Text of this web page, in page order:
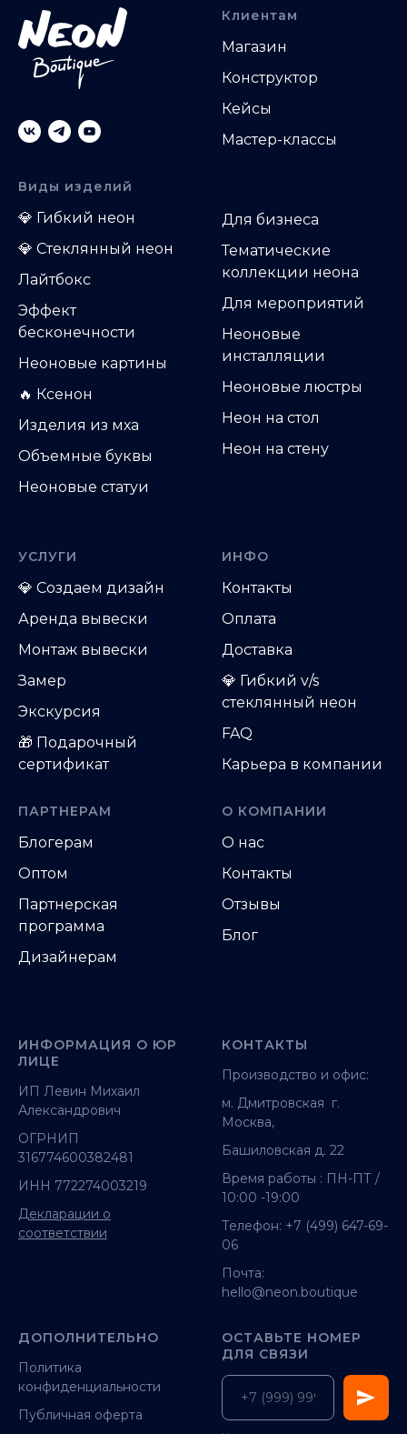
Клиентам
Магазин
Конструктор
Кейсы
Мастер-классы
Виды изделий
💎 Гибкий неон
💎 Стеклянный неон
Лайтбокс
Эффект
бесконечности
Неоновые картины
🔥 Ксенон
Изделия из мха
Объемные буквы
Неоновые статуи
Для бизнеса
Тематические
коллекции неона
Для мероприятий
Неоновые
инсталляции
Неоновые люстры
Неон на стол
Неон на стену
УСЛУГИ
💎 Создаем дизайн
Аренда вывески
Монтаж вывески
Замер
Экскурсия
🎁 Подарочный
сертификат
ИНФО
Контакты
Оплата
Доставка
💎 Гибкий v/s
стеклянный неон
FAQ
Карьера в компании
ПАРТНЕРАМ
Блогерам
Оптом
Партнерская
программа
Дизайнерам
О КОМПАНИИ
О нас
Контакты
Отзывы
Блог
ИНФОРМАЦИЯ О ЮР
ЛИЦЕ
ИП Левин Михаил
Александрович
ОГРНИП
316774600382481
ИНН 772274003219
Декларации о
соответствии
КОНТАКТЫ
Производство и офис:
м. Дмитровская г.
Москва,
Башиловская д. 22
Время работы : ПН-ПТ /
10:00 -19:00
Телефон: +7 (499) 647-69-
06
Почта:
hello@neon.boutique
ДОПОЛНИТЕЛЬНО
Политика
конфиденциальности
Публичная оферта
ОСТАВЬТЕ НОМЕР
ДЛЯ СВЯЗИ